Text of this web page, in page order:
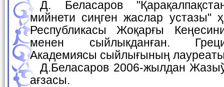
Д. Беласаров "Қарақалпақстан Республикасына
мийнети сиңген жаслар устазы"
Республикасы Жоқарғы
менен сыйлыкданған.
Академиясы сыйлығының
Д.Беласаров 2006-жылдан Жазыўшылар аўқамының
ағзасы.